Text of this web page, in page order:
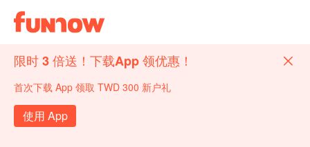
限时 3 倍送！下载App 领优惠！
首次下载 App 领取 TWD 300 新户礼
使用 App